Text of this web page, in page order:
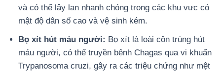
và có thể lây lan nhanh chóng trong các khu vực có
mật độ dân số cao và vệ sinh kém.
Bọ xít hút máu người: Bọ xít là loài côn trùng hút
máu người, có thể truyền bệnh Chagas qua vi khuẩn
Trypanosoma cruzi, gây ra các triệu chứng như mệt